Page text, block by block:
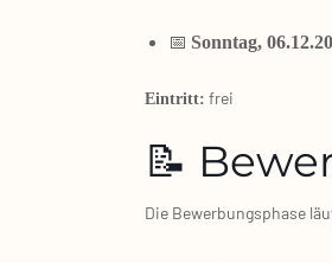
📅 Sonn­tag,
Ein­tritt: frei
📝
Die Bewer­bungs­pha­se